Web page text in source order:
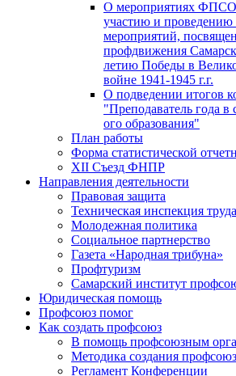
О мероприятиях ФПСО
участию и
мероприятий,
профдвижения
летию Победы в
войне 1941-1945 г.г.
О подведении итогов
"Преподаватель года в
ого образования"
План работы
Форма статистической
XII Съезд ФНПР
Направления деятельности
Правовая защита
Техническая инспекция труда
Молодежная политика
Социальное партнерство
Газета «Народная трибуна»
Профтуризм
Самарский институт
Юридическая помощь
Профсоюз помог
Как создать профсоюз
В помощь профсоюзным
Методика создания
Регламент Конференции